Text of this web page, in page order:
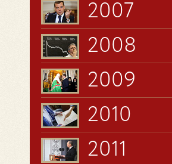
2007
2008
2009
2010
2011